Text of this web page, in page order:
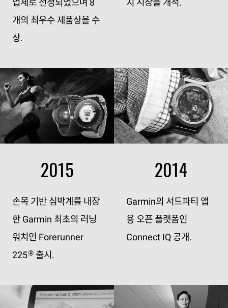
업체로 선정되었으며 8
개의 최우수 제품상을 수
상.
치 시장을 개척.
2015
손목 기반 심박계를 내장
한 Garmin 최초의 러닝
워치인 Forerunner
225® 출시.
2014
Garmin의 서드파티 앱
용 오픈 플랫폼인
Connect IQ 공개.